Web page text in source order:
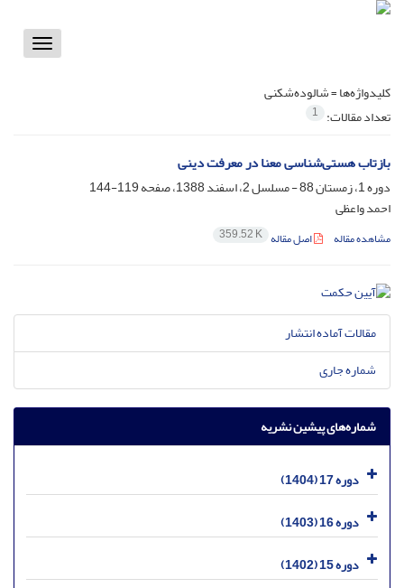
Toggle
کلیدواژه‌ها =شالوده‌شکنی
تعداد مقالات: 1
بازتاب هستی‌شناسی معنا در معرفت دینی
دوره 1، زمستان 88 - مسلسل 2، اسفند 1388، صفحه
119-144
احمد واعظی
مشاهده مقاله اصل مقاله 359.52 K
مقالات آماده انتشار
شماره جاری
شماره‌های پیشین نشریه
دوره 17 (1404)
دوره 16 (1403)
دوره 15 (1402)